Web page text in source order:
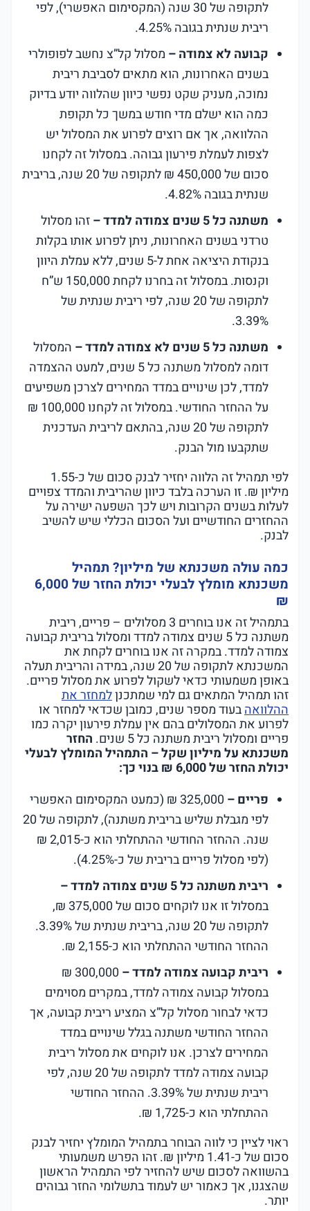
לתקופה של 30 שנה (המקסימום האפשרי), לפי
ריבית שנתית בגובה 4.25%.
קבועה לא צמודה – מסלול קל”צ נחשב לפופולרי
בשנים האחרונות, הוא מתאים לסביבת ריבית
נמוכה, מעניק שקט נפשי כיוון שהלווה יודע בדיוק
כמה הוא ישלם מדי חודש במשך כל תקופת
ההלוואה, אך אם רוצים לפרוע את המסלול יש
לצפות לעמלת פירעון גבוהה. במסלול זה לקחנו
סכום של 450,000 ₪ לתקופה של 20 שנה, בריבית
שנתית בגובה 4.82%.
משתנה כל 5 שנים צמודה למדד –
זהו מסלול
טרדני בשנים האחרונות, ניתן לפרוע אותו בקלות
בנקודת היציאה אחת ל-5 שנים, ללא עמלת היוון
וקנסות. במסלול זה בחרנו לקחת 150,000 ש”ח
לתקופה של 20 שנה, לפי ריבית שנתית של
3.39%.
משתנה כל 5 שנים לא צמודה למדד –
המסלול
דומה למסלול משתנה כל 5 שנים, למעט ההצמדה
למדד, לכן שינויים במדד המחירים לצרכן משפיעים
על ההחזר החודשי. במסלול זה לקחנו 100,000 ₪
לתקופה של 20 שנה, בהתאם לריבית העדכנית
שתקבעו מול הבנק.
לפי תמהיל זה הלווה יחזיר לבנק סכום של כ-1.55
מיליון ₪. זו הערכה בלבד כיוון שהריבית והמדד צפויים
לעלות בשנים הקרובות ויש לכך השפעה ישירה על
ההחזרים החודשיים ועל הסכום הכללי שיש להשיב
לבנק.
כמה עולה משכנתא של מיליון? תמהיל
משכנתא מומלץ לבעלי יכולת החזר של 6,000
₪
בתמהיל זה אנו בוחרים 3 מסלולים – פריים, ריבית
משתנה כל 5 שנים צמודה למדד ומסלול בריבית קבועה
צמודה למדד. במקרה זה אנו בוחרים לקחת את
המשכנתא לתקופה של 20 שנה, במידה והריבית תעלה
באופן משמעותי כדאי לשקול לפרוע את מסלול פריים.
זהו תמהיל המתאים גם למי שמתכנןלמחזר את
ההלוואהבעוד מספר שנים, כמובן שכדאי למחזר או
לפרוע את המסלולים בהם אין עמלת פירעון יקרה כמו
פריים ומסלול ריבית משתנה כל 5 שנים. החזר
משכנתא על מיליון שקל – התמהיל המומלץ לבעלי
יכולת החזר של 6,000 ₪ בנוי כך:
פריים –
325,000 ₪ (כמעט המקסימום האפשרי
לפי מגבלת שליש בריבית משתנה), לתקופה של 20
שנה. ההחזר החודשי ההתחלתי הוא כ-2,015 ₪
(לפי מסלול פריים בריבית של כ-4.25%).
ריבית משתנה כל 5 שנים צמודה למדד –
במסלול זו אנו לוקחים סכום של 375,000 ₪,
לתקופה של 20 שנה, בריבית שנתית של 3.39%.
ההחזר החודשי ההתחלתי הוא כ-2,155 ₪.
ריבית קבועה צמודה למדד –
300,000 ₪
במסלול קבועה צמודה למדד, במקרים מסוימים
כדאי לבחור מסלול קל”צ המציע ריבית קבועה, אך
ההחזר החודשי משתנה בגלל שינויים במדד
המחירים לצרכן. אנו לוקחים את מסלול ריבית
קבועה צמודה למדד לתקופה של 20 שנה, לפי
ריבית שנתית של 3.39%. ההחזר החודשי
ההתחלתי הוא כ-1,725 ₪.
ראוי לציין כי לווה הבוחר בתמהיל המומלץ יחזיר לבנק
סכום של כ-1.41 מיליון ₪. זהו הפרש משמעותי
בהשוואה לסכום שיש להחזיר לפי התמהיל הראשון
שהצגנו, אך כאמור יש לעמוד בתשלומי החזר גבוהים
יותר.